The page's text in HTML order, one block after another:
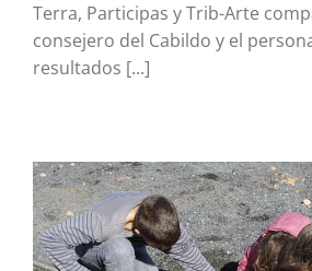
Terra, Participas y Trib-Arte
consejero del Cabildo y el
resultados [...]